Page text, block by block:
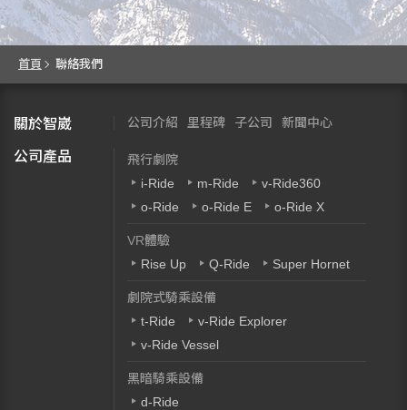
首頁 聯絡我們
關於智崴 公司介紹 里程碑 子公司 新聞中心
公司產品
飛行劇院
i-Ride
m-Ride
v-Ride360
o-Ride
o-Ride E o-Ride X
VR體驗
Rise Up
Q-Ride Super Hornet
劇院式騎乘設備
t-Ride
v-Ride Explorer
v-Ride Vessel
黑暗騎乘設備
d-Ride